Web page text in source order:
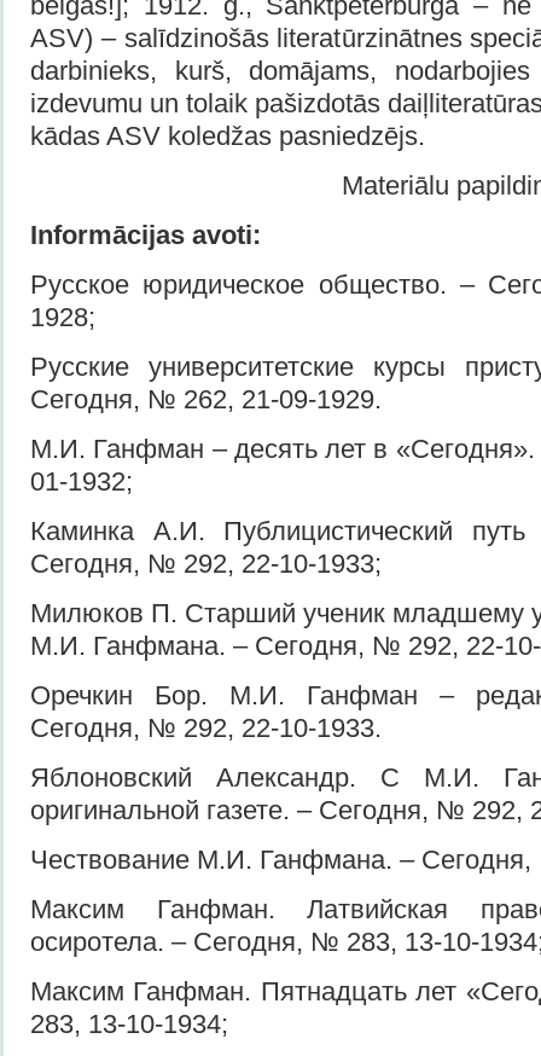
ASV) – salīdzinošās literatūrzinātnes
darbinieks, kurš, domājams,
izdevumu un tolaik pašizdotās
kādas ASV koledžas pasniedzējs.
Materiālu
Informācijas avoti:
Русское юридическое общество. –
1928;
Русские университетские курсы
Сегодня, № 262, 21-09-1929.
М.И. Ганфман – десять лет в
01-1932;
Каминка А.И. Публицистический
Сегодня, № 292, 22-10-1933;
Милюков П. Старший ученик младшему
М.И. Ганфмана. – Сегодня, № 292, 22-
Оречкин Бор. М.И. Ганфман –
Сегодня, № 292, 22-10-1933.
Яблоновский Александр. С М.И.
оригинальной газете. – Сегодня, № 292,
Чествование М.И. Ганфмана. –
Максим Ганфман. Латвийская
осиротела. – Сегодня, № 283, 13-10-
Максим Ганфман. Пятнадцать лет
283, 13-10-1934;